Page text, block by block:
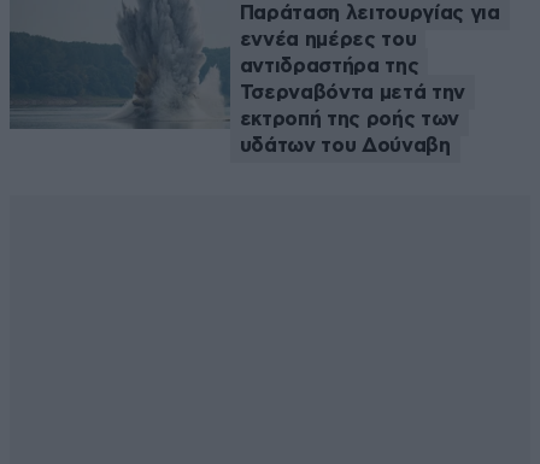
Παράταση λειτουργίας για
εννέα ημέρες του
αντιδραστήρα της
Τσερναβόντα μετά την
εκτροπή της ροής των
υδάτων του Δούναβη